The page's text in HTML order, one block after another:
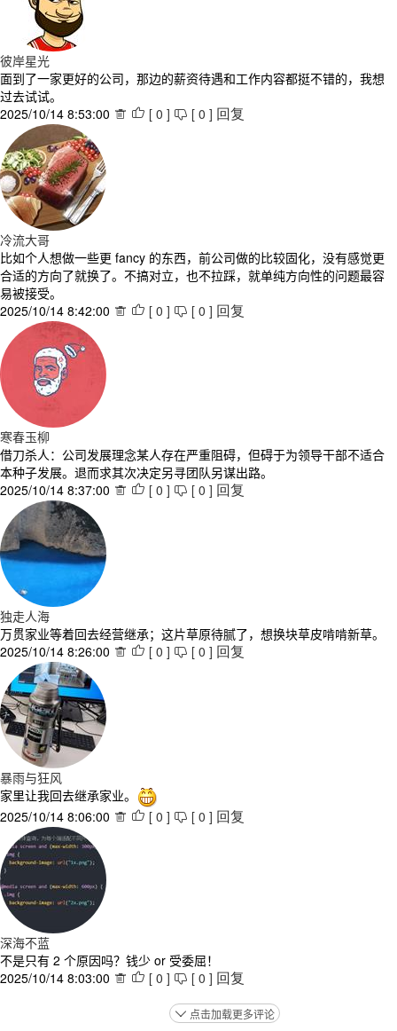
彼岸星光
面到了一家更好的公司，那边的薪资待遇和工作内容都挺不错的，我想
过去试试。
2025/10/14 8:53:00   [ 0 ]  [ 0 ] 回复
冷流大哥
比如个人想做一些更 fancy 的东西，前公司做的比较固化，没有感觉更
合适的方向了就换了。不搞对立，也不拉踩，就单纯方向性的问题最容
易被接受。
2025/10/14 8:42:00   [ 0 ]  [ 0 ] 回复
寒春玉柳
借刀杀人：公司发展理念某人存在严重阻碍，但碍于为领导干部不适合
本种子发展。退而求其次决定另寻团队另谋出路。
2025/10/14 8:37:00   [ 0 ]  [ 0 ] 回复
独走人海
万贯家业等着回去经营继承；这片草原待腻了，想换块草皮啃啃新草。
2025/10/14 8:26:00   [ 0 ]  [ 0 ] 回复
暴雨与狂风
家里让我回去继承家业。
2025/10/14 8:06:00   [ 0 ]  [ 0 ] 回复
深海不蓝
不是只有 2 个原因吗？钱少 or 受委屈！
2025/10/14 8:03:00   [ 0 ]  [ 0 ] 回复
 点击加载更多评论